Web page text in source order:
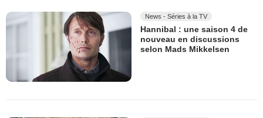
News - Séries à la TV
Hannibal : une saison 4 de
nouveau en discussions
selon Mads Mikkelsen